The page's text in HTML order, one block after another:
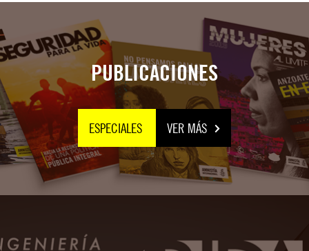
PUBLICACIONES
ESPECIALES VER MÁS